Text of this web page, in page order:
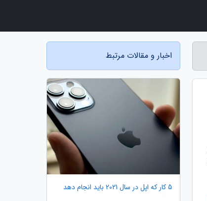
اخبار و مقالات مرتبط
5 کار که اپل در سال 2021 باید انجام دهد